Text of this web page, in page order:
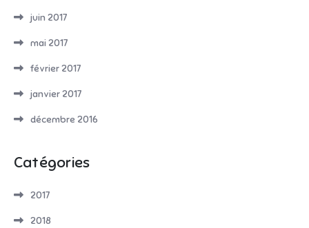
juin 2017
mai 2017
février 2017
janvier 2017
décembre 2016
Catégories
2017
2018